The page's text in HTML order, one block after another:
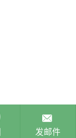
发邮件